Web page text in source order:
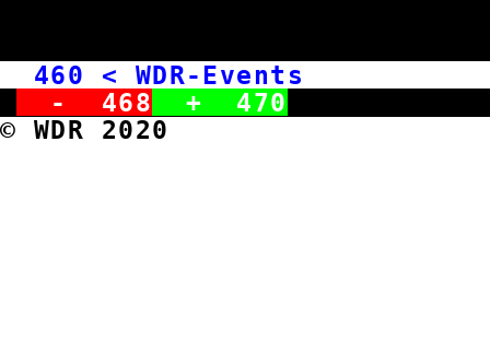
460 < WDR-Events
- 468 + 470
© WDR 2020